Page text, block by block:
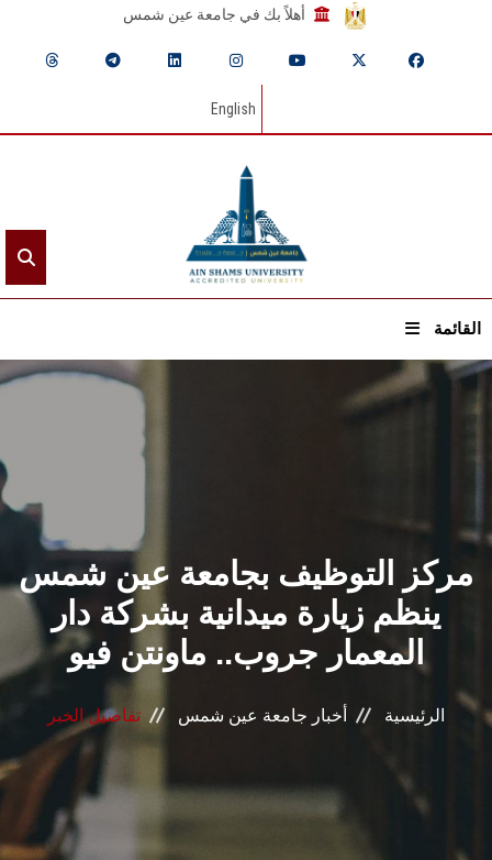
أهلاً بك في جامعة عين شمس
English
القائمة
الرئيسيـة
القطاعـات
الشئون الأكاديمية
البحث العلمي
المراكز والوحدات
الأنظمة الذكية
مركز التوظيف بجامعة عين شمس
ينظم زيارة ميدانية بشركة دار
المعمار جروب.. ماونتن فيو
الرئيسية أخبار جامعة عين شمس تفاصيل الخبر